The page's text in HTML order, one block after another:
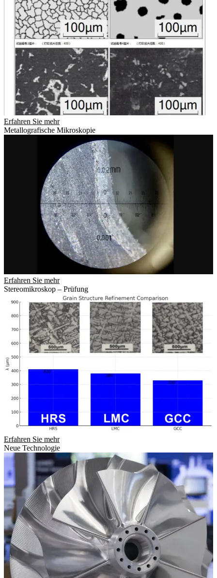
Erfahren Sie mehr
Metallografische Mikroskopie
Erfahren Sie mehr
Stereomikroskop – Prüfung
Erfahren Sie mehr
Neue Technologie